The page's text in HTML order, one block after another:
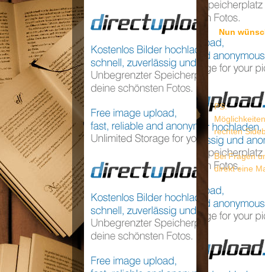
Nun
PS:
rechten
Bei Fragen
direkt eine